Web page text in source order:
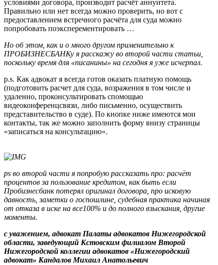
условиями договора, производит расчёт аннуитета.
Правильно или нет всегда можно проверить, но вот с
предоставлением встречного расчёта для суда можно
попробовать поэксперементировать …
Но об этом, как и о много другом применительно к
ПРОБИЗНЕСБАНКу я расскажу во второй части статьи,
поскольку время для «писанины» на сегодня я уже исчерпал.
p.s. Как адвокат я всегда готов оказать платную помощь
(подготовить расчет для суда, возражения в том числе и
удаленно, проконсультировать спомощью
видеоконференцсвязи, либо письменно, осуществить
представительство в суде). По кнопке ниже имеются мои
контакты, так же можно заполнить форму внизу страницы
«записаться на консультацию».
ps во второй части я попробую рассказать про: расчёт
процентов за пользование кредитом, как быть если
Пробизнесбанк потерял оригинал договора, про исковую
давность, заметки о госпошлине, судебная практика начиная
от отказа в иске на все100% и до полного взыскания, другие
моменты.
с уважением, адвокат Палаты адвокатов Нижегородской
области, заведующий Кстовским филиалом Второй
Нижегородской коллегии адвокатов «Нижегородский
адвокат» Кандалов Михаил Анатольевич